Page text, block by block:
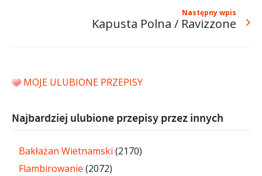
Następny wpis
Kapusta Polna / Ravizzone
MOJE ULUBIONE PRZEPISY
Najbardziej ulubione przepisy przez innych
Bakłażan Wietnamski (2170)
Flambirowanie (2072)